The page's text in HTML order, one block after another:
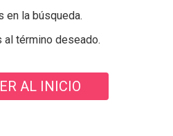
en la búsqueda.
al término deseado.
AL INICIO